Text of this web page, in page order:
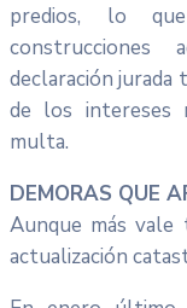
predios, lo
construcciones
declaración jurada
de los intereses
multa.
DEMORAS QUE
Aunque más
actualización